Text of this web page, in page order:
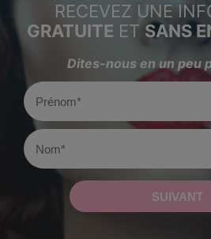
RECEVEZ UNE
GRATUITE ET SANS
Dites-nous en un peu